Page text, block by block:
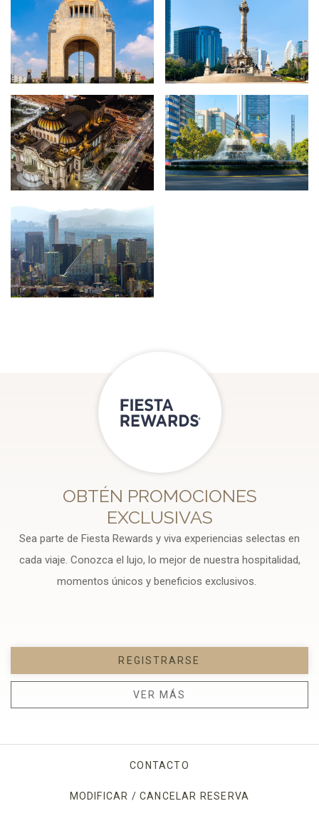
OBTÉN PROMOCIONES
EXCLUSIVAS
Sea parte de Fiesta Rewards y viva experiencias selectas en
cada viaje. Conozca el lujo, lo mejor de nuestra hospitalidad,
momentos únicos y beneficios exclusivos.
REGISTRARSE
VER MÁS
CONTACTO
MODIFICAR / CANCELAR RESERVA